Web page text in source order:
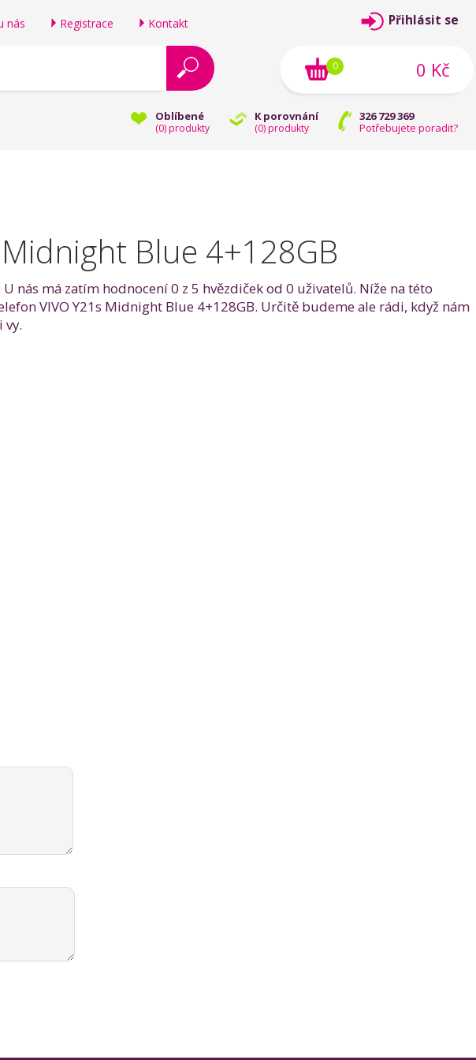
nás Registrace Kontakt
Oblíbené
(0) produkty
K porovnání
(0) produkty
326 729 369
Potřebujete poradit?
Přihlásit se
0 Kč
0
Blue 4+128GB
nás má zatím hodnocení 0 z 5 hvězdiček od 0 uživatelů. Níže na této
VIVO Y21s Midnight Blue 4+128GB. Určitě budeme ale rádi, když nám
vy.